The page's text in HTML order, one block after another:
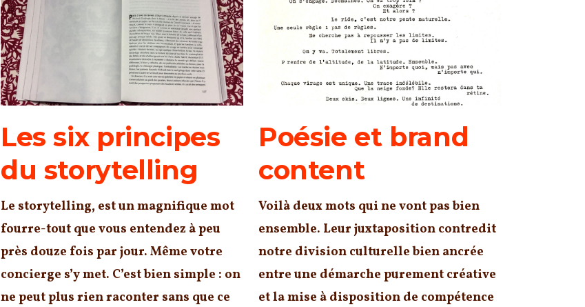
Les six principes
du storytelling
Le storytelling, est un magnifique mot
fourre-tout que vous entendez à peu
près douze fois par jour. Même votre
concierge s’y met. C’est bien simple : on
ne peut plus rien raconter sans que ce
Poésie et brand
content
Voilà deux mots qui ne vont pas bien
ensemble. Leur juxtaposition contredit
notre division culturelle bien ancrée
entre une démarche purement créative
et la mise à disposition de compétence